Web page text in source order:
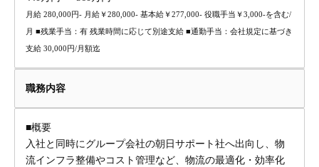
月給 280,000円- 月給￥280,000- 基本給￥277,000- 役職手当￥3,000-を含む/
月 ■残業手当：有 残業時間に応じて別途支給 ■通勤手当：会社規定に基づき
支給 30,000円/月額迄
職務内容
■概要
入社と同時にグループ会社の朝日サポート社へ出向し、物
流インフラ整備やコスト管理など、物流の最適化・効率化